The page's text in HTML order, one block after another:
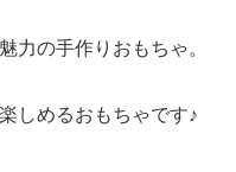
力の手作りおもちゃ。
しめるおもちゃです♪